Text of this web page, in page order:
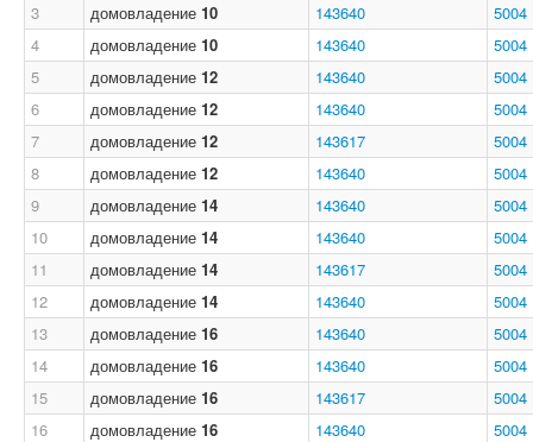
3
домовладение 10 143640
5004
4
домовладение 10 143640
5004
5
домовладение 12 143640
5004
6
домовладение 12 143640
5004
7
домовладение 12 143617
5004
8
домовладение 12 143640
5004
9
домовладение 14 143640
5004
10
домовладение 14 143640
5004
11
домовладение 14 143617
5004
12
домовладение 14 143640
5004
13
домовладение 16 143640
5004
14
домовладение 16 143640
5004
15
домовладение 16 143617
5004
16
домовладение 16 143640
5004